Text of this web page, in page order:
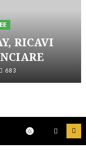
RICAVI
683